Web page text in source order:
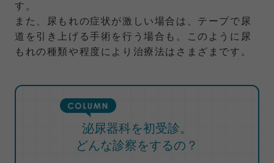
す。
また、尿もれの症状が激しい場合は、テープで尿
道を引き上げる手術を行う場合も。このように尿
もれの種類や程度により治療法はさまざまです。
泌尿器科を初受診。
どんな診察をするの？